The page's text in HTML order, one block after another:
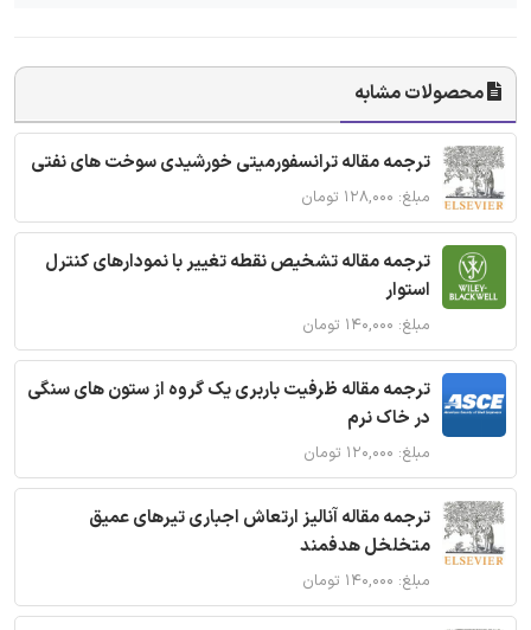
محصولات مشابه
ترجمه مقاله ترانسفورمیتی خورشیدی سوخت های نفتی
مبلغ: ۱۲۸,۰۰۰ تومان
ترجمه مقاله تشخیص نقطه تغییر با نمودارهای کنترل
استوار
مبلغ: ۱۴۰,۰۰۰ تومان
ترجمه مقاله ظرفیت باربری یک گروه از ستون های سنگی
در خاک نرم
مبلغ: ۱۲۰,۰۰۰ تومان
ترجمه مقاله آنالیز ارتعاش اجباری تیرهای عمیق
متخلخل هدفمند
مبلغ: ۱۴۰,۰۰۰ تومان